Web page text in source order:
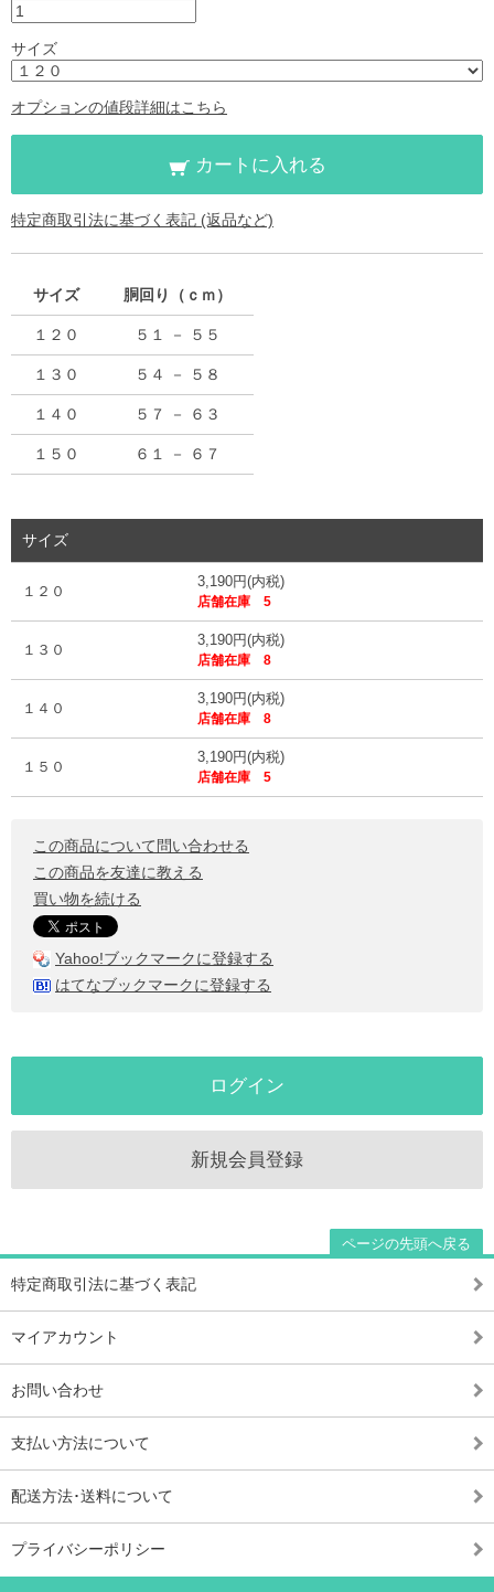
サイズ
オプションの値段詳細はこちら
カートに入れる
特定商取引法に基づく表記 (返品など)
サイズ 胴回り（ｃｍ）
１２０ ５１ － ５５
１３０ ５４ － ５８
１４０ ５７ － ６３
１５０ ６１ － ６７
サイズ
１２０
3,190円(内税)
店舗在庫 5
１３０
3,190円(内税)
店舗在庫 8
１４０
3,190円(内税)
店舗在庫 8
１５０
3,190円(内税)
店舗在庫 5
この商品について問い合わせる
この商品を友達に教える
買い物を続ける
Yahoo!ブックマークに登録する
はてなブックマークに登録する
ログイン
新規会員登録
ページの先頭へ戻る
特定商取引法に基づく表記
マイアカウント
お問い合わせ
支払い方法について
配送方法･送料について
プライバシーポリシー